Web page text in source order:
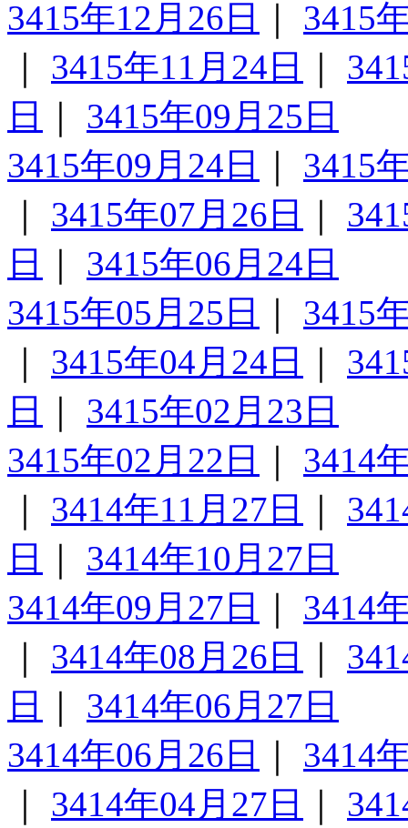
3415年12月26日
3415
3415年11月24日
日
3415年09月25日
3415年09月24日
3415
3415年07月26日
日
3415年06月24日
3415年05月25日
3415
3415年04月24日
日
3415年02月23日
3415年02月22日
3414
3414年11月27日
日
3414年10月27日
3414年09月27日
3414
3414年08月26日
日
3414年06月27日
3414年06月26日
3414
3414年04月27日